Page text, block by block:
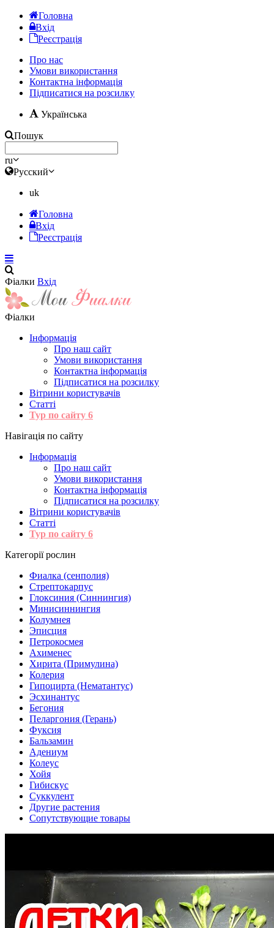
Головна
Вхід
Реєстрація
Про нас
Умови використання
Контактна інформація
Підписатися на розсилку
Українська
Пошук
ru
Русский
uk
Головна
Вхід
Реєстрація
Фіалки Вхід
Фіалки
Інформація
Про наш сайт
Умови використання
Контактна інформація
Підписатися на розсилку
Вітрини користувачів
Статті
Тур по сайту 6
Навігація по сайту
Інформація
Про наш сайт
Умови використання
Контактна інформація
Підписатися на розсилку
Вітрини користувачів
Статті
Тур по сайту 6
Категорії рослин
Фиалка (сенполия)
Стрептокарпус
Глоксиния (Синнингия)
Минисиннингия
Колумнея
Эписция
Петрокосмея
Ахименес
Хирита (Примулина)
Колерия
Гипоцирта (Нематантус)
Эсхинантус
Бегония
Пеларгония (Герань)
Фуксия
Бальзамин
Адениум
Колеус
Хойя
Гибискус
Суккулент
Другие растения
Сопутствующие товары